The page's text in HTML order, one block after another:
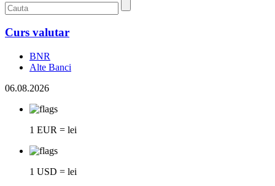
Curs valutar
BNR
Alte Banci
06.08.2026
1 EUR = lei
1 USD = lei